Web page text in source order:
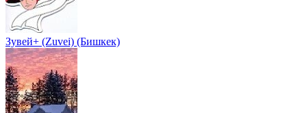
Зувей+ (Zuvei) (Бишкек)